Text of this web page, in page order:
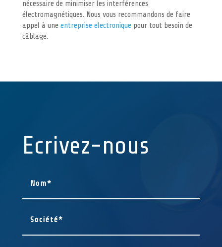
nécessaire de minimiser les interférences
électromagnétiques. Nous vous recommandons de faire
appel à une entreprise electronique pour tout besoin de
câblage.
Ecrivez-nous